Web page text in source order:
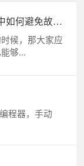
如何避免故
候，那大家应
够...
程器，手动